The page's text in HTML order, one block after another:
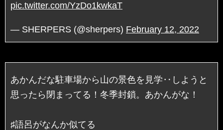
pic.twitter.com/YzDo1kwkaT
— SHERPERS (@sherpers) February 12, 2022
あかんだな駐車場から山の景色を見学‥しようと
思ったら閉まってる！冬季封鎖。あかんがな！
♯語呂がなんか似てる